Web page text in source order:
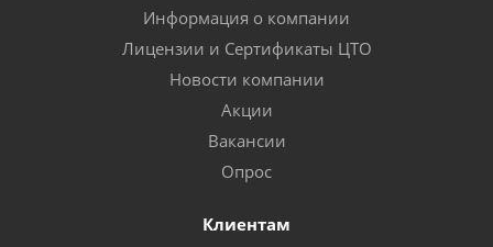
Информация о компании
Лицензии и Сертификаты ЦТО
Новости компании
Акции
Вакансии
Опрос
Клиентам